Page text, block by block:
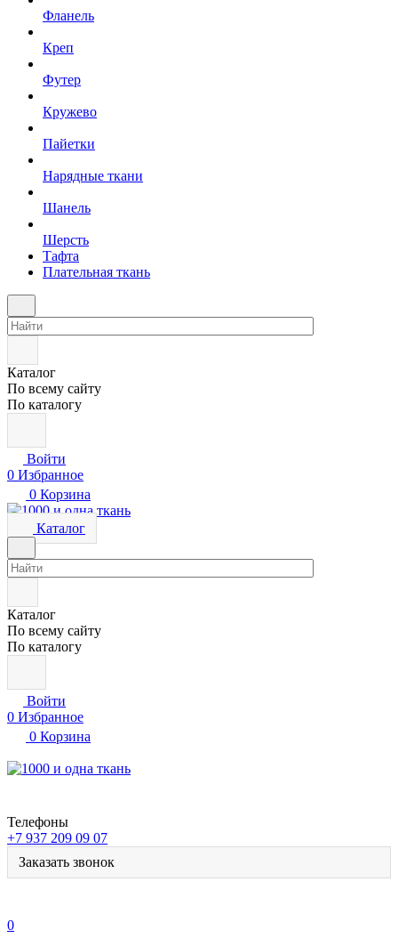
Фланель
Креп
Футер
Кружево
Пайетки
Нарядные ткани
Шанель
Шерсть
Тафта
Плательная ткань
Каталог
По всему сайту
По каталогу
Войти
0 Избранное
0 Корзина
Каталог
Каталог
По всему сайту
По каталогу
Войти
0 Избранное
0 Корзина
Телефоны
+7 937 209 09 07
Заказать звонок
0